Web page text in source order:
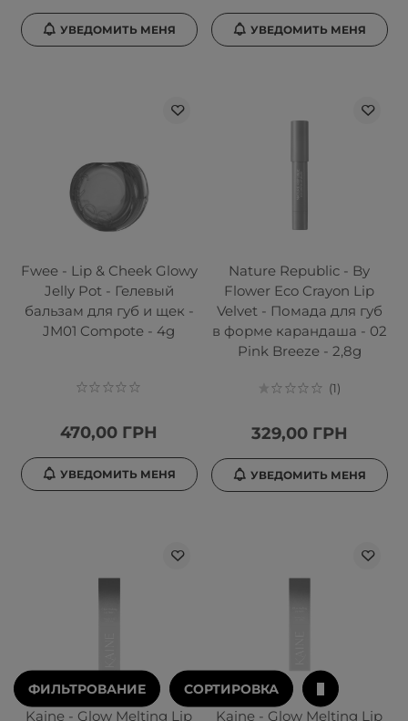
УВЕДОМИТЬ МЕНЯ УВЕДОМИТЬ МЕНЯ
Fwee - Lip & Cheek Glowy
Jelly Pot - Гелевый
бальзам для губ и щек -
JM01 Compote - 4g
470,00 ГРН
УВЕДОМИТЬ МЕНЯ
Nature Republic - By
Flower Eco Crayon Lip
Velvet - Помада для губ
в форме карандаша - 02
Pink Breeze - 2,8g
1
329,00 ГРН
УВЕДОМИТЬ МЕНЯ
Kaine - Glow Melting Lip Kaine - Glow Melting Lip
ФИЛЬТРОВАНИЕ СОРТИРОВКА